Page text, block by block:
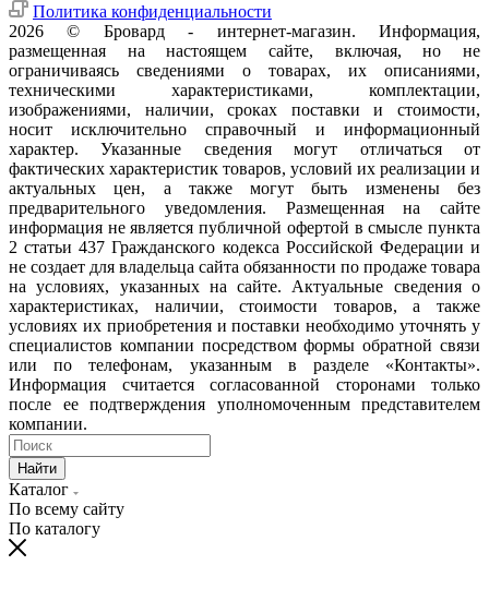
Политика конфиденциальности
2026 © Бровард - интернет-магазин. Информация,
размещенная на настоящем сайте, включая, но не
ограничиваясь сведениями о товарах, их описаниями,
техническими характеристиками, комплектации,
изображениями, наличии, сроках поставки и стоимости,
носит исключительно справочный и информационный
характер. Указанные сведения могут отличаться от
фактических характеристик товаров, условий их реализации и
актуальных цен, а также могут быть изменены без
предварительного уведомления. Размещенная на сайте
информация не является публичной офертой в смысле пункта
2 статьи 437 Гражданского кодекса Российской Федерации и
не создает для владельца сайта обязанности по продаже товара
на условиях, указанных на сайте. Актуальные сведения о
характеристиках, наличии, стоимости товаров, а также
условиях их приобретения и поставки необходимо уточнять у
специалистов компании посредством формы обратной связи
или по телефонам, указанным в разделе «Контакты».
Информация считается согласованной сторонами только
после ее подтверждения уполномоченным представителем
компании.
Найти
Каталог
По всему сайту
По каталогу